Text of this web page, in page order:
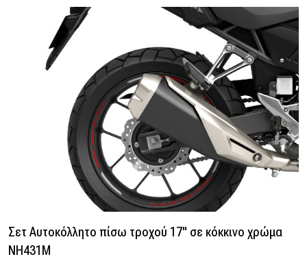
Σετ Αυτοκόλλητο πίσω τροχού 17" σε κόκκινο χρώμα
NH431M